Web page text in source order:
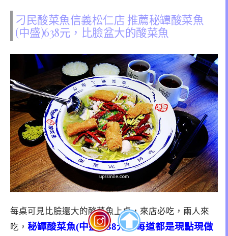
刁民酸菜魚信義松仁店 推薦秘罈酸菜魚
(中盛)638元，比臉盆大的酸菜魚
每桌可見比臉還大的酸菜魚上桌，來店必吃，兩人來
吃， 秘罈酸菜魚(中盛)638元，每道都是現點現做